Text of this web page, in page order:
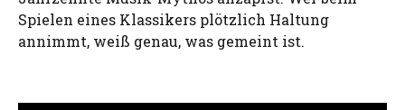
Spielen eines Klassikers plötzlich Haltung
annimmt, weiß genau, was gemeint ist.